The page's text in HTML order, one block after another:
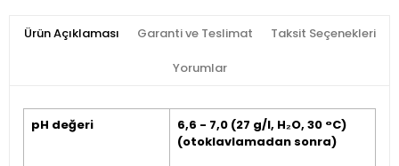
Ürün Açıklaması Garanti ve Teslimat Taksit Seçenekleri
Yorumlar
pH değeri
6,6 - 7,0 (27 g/l, H₂O, 30 °C)
(otoklavlamadan sonra)